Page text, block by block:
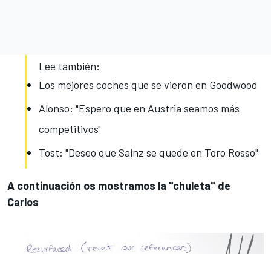
Lee también:
Los mejores coches que se vieron en Goodwood
Alonso: "Espero que en Austria seamos más
competitivos"
Tost: "Deseo que Sainz se quede en Toro Rosso"
A continuación os mostramos la "chuleta" de
Carlos